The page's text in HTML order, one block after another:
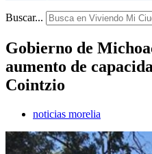
Buscar...
Gobierno de
aumento de
Cointzio
noticias morelia